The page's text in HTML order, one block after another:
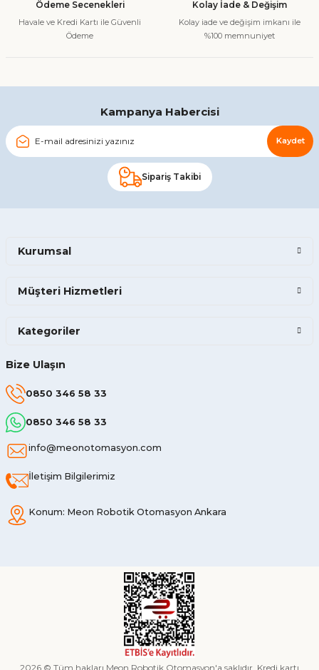
Gönder
Ödeme Secenekleri
Havale ve Kredi Kartı ile Güvenli
Ödeme
Kolay İade & Değişim
Kolay iade ve değişim imkanı ile
%100 memnuniyet
Kampanya Habercisi
Kaydet
Sipariş Takibi
Bize Ulaşın
0850 346 58 33
0850 346 58 33
info@meonotomasyon.com
İletişim Bilgilerimiz
Konum: Meon Robotik Otomasyon Ankara
Kurumsal
Müşteri Hizmetleri
Kategoriler
2026 © Tüm hakları Meon Robotik Otomasyon'a saklıdır. Kredi kartı